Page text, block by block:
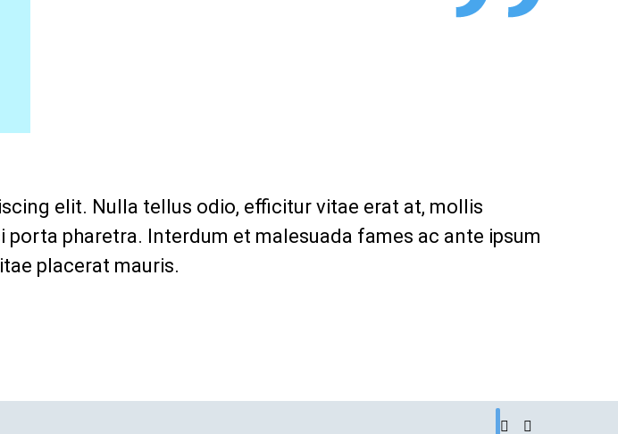
elit. Nulla tellus odio, efficitur vitae erat at, mollis
pharetra. Interdum et malesuada fames ac ante ipsum
placerat mauris.